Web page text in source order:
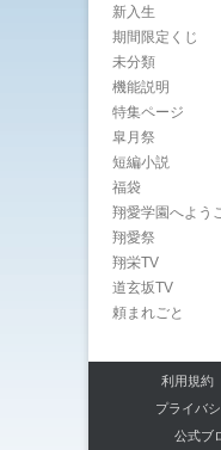
新入生
期間限定くじ
未分類
機能説明
特集ページ
皐月祭
短編小説
福袋
翔愛学園へよう
翔愛祭
翔栄TV
道玄坂TV
頼まれごと
利用規約
プライバ
公式ブ